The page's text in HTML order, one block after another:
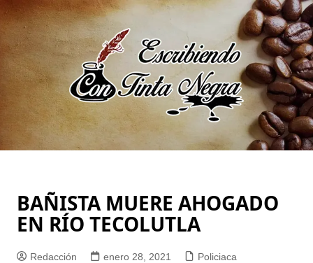
Saltar
al
contenido
BAÑISTA MUERE AHOGADO
EN RÍO TECOLUTLA
Redacción enero 28, 2021 Policiaca